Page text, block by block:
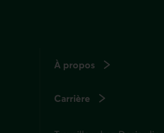
À propos
Carrière